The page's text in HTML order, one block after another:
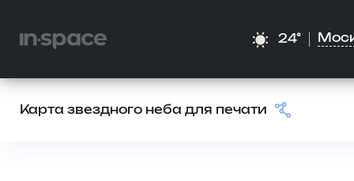
24°
Карта звездного неба для печати